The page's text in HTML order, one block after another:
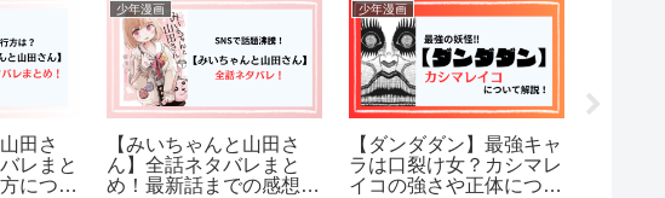
【泣いてみろ、乞うても
いい】結末ネタバレ！レ
イラとマティアスはどう
青年漫画
漫画【203号室】百鬼夜
行の全話ネタバレ！最終
回の結末も考察！
青年漫画
【変なバイト見つ
全話ネタバレまと
新話までの感想も